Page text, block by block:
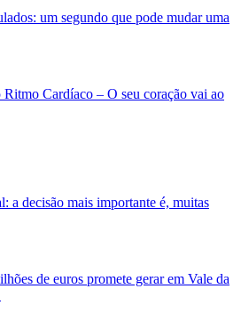
um segundo que pode mudar uma
Cardíaco – O seu coração vai ao
a decisão mais importante é, muitas
de euros promete gerar em Vale da